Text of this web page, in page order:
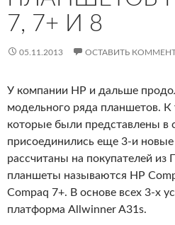
7, 7+ И 8
05.11.2013 ОСТАВИТЬ
У компании HP и дальше
модельного ряда планшетов. К
которые были представлены в
присоединились еще 3-и
рассчитаны на покупателей
планшеты называются HP
Compaq 7+. В основе всех 3-х
платформа Allwinner A31s.